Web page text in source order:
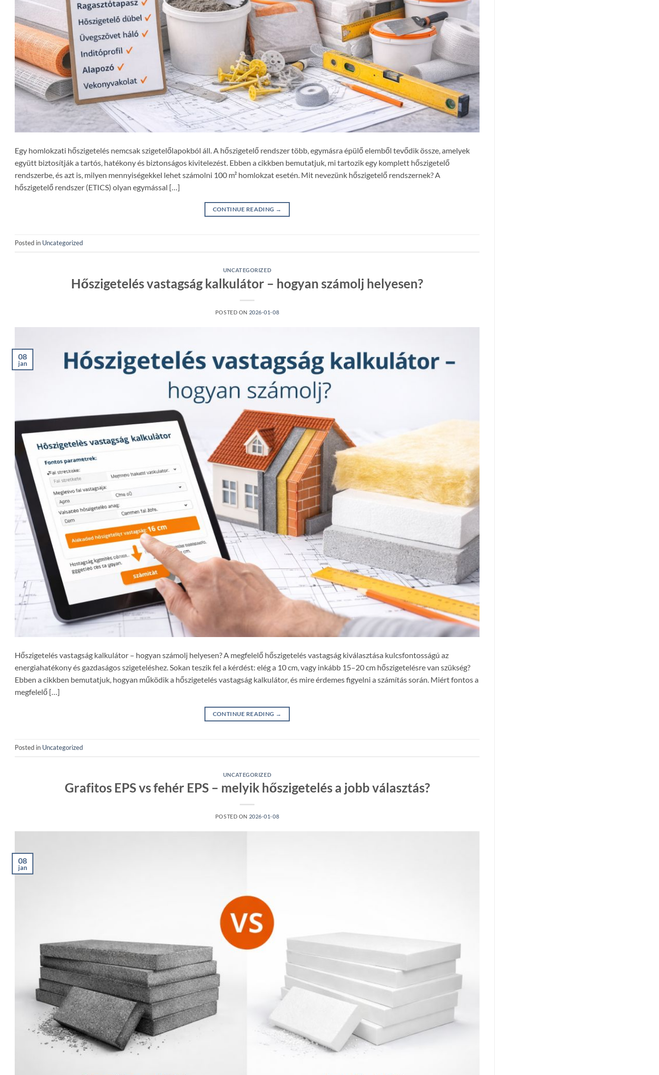
Egy homlokzati hőszigetelés nemcsak szigetelőlapokból áll. A hőszigetelő rendszer több, egymásra épülő elemből tevődik össze, amelyek
együtt biztosítják a tartós, hatékony és biztonságos kivitelezést. Ebben a cikkben bemutatjuk, mi tartozik egy komplett hőszigetelő
rendszerbe, és azt is, milyen mennyiségekkel lehet számolni 100 m² homlokzat esetén. Mit nevezünk hőszigetelő rendszernek? A
hőszigetelő rendszer (ETICS) olyan egymással […]
CONTINUE READING →
Posted in Uncategorized
UNCATEGORIZED
Hőszigetelés vastagság kalkulátor – hogyan számolj helyesen?
POSTED ON 2026-01-08
08
jan
Hőszigetelés vastagság kalkulátor – hogyan számolj helyesen? A megfelelő hőszigetelés vastagság kiválasztása kulcsfontosságú az
energiahatékony és gazdaságos szigeteléshez. Sokan teszik fel a kérdést: elég a 10 cm, vagy inkább 15–20 cm hőszigetelésre van szükség?
Ebben a cikkben bemutatjuk, hogyan működik a hőszigetelés vastagság kalkulátor, és mire érdemes figyelni a számítás során. Miért fontos a
megfelelő […]
CONTINUE READING →
Posted in Uncategorized
UNCATEGORIZED
Grafitos EPS vs fehér EPS – melyik hőszigetelés a jobb választás?
POSTED ON 2026-01-08
08
jan